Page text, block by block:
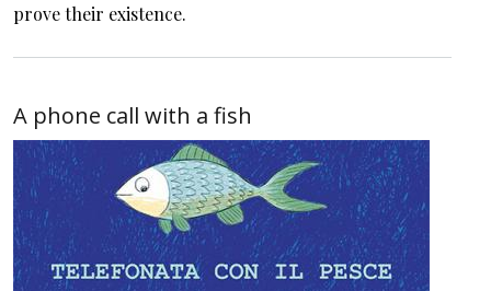
prove their existence.
A phone call with a fish